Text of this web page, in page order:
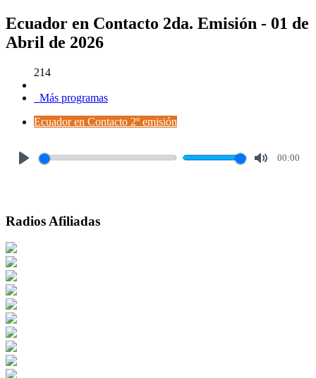
Ecuador en Contacto 2da. Emisión - 01 de
Abril de 2026
214
Más programas
Ecuador en Contacto 2º emisión
00:00
Radios Afiliadas